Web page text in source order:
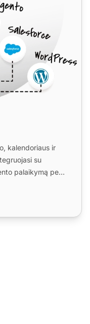
kalendoriaus ir
su
palaikymą per